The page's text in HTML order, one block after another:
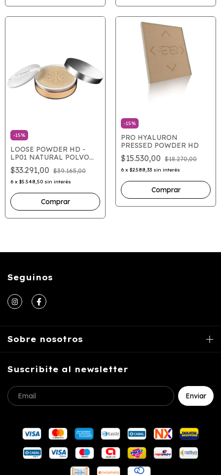
-15%
LOOSE POWDER HD -
LP01 NATURAL POLVO
VOLATIL
$33.291,00 $39.165,00
6 x $5.548,50 sin interés
-15%
PRO HYALURON
PRESSED POWDER HD
$15.530,00 $18.270,00
6 x $2.588,33 sin interés
Comprar
Seguinos
Sobre nosotros
Suscribite al newsletter